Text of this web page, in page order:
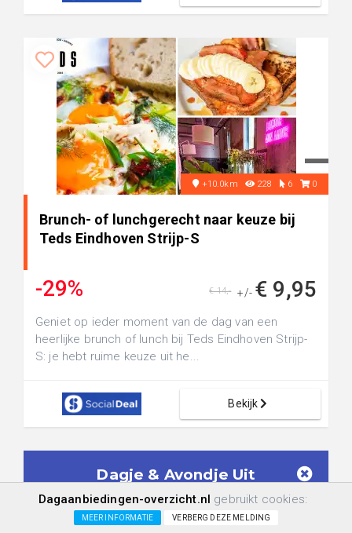
+10.0km 228 6 0
Brunch- of lunchgerecht naar keuze bij
Teds Eindhoven Strijp-S
-29% +/- € 9,95
€ 14,-
Geniet op ieder moment van de dag van een
heerlijke brunch of lunch bij Teds Eindhoven Strijp-
S: je hebt ruime keuze uit he...
Bekijk
Dagje & Avondje Uit
Aanbiedingen in je mailbox!
Geen spam meer. Ontvang alléénDagje &
Dagaanbiedingen-overzicht.nl gebruikt cookies:
MEER INFORMATIE VERBERG DEZE MELDING